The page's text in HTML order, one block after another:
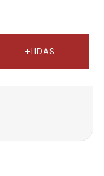
+LIDAS